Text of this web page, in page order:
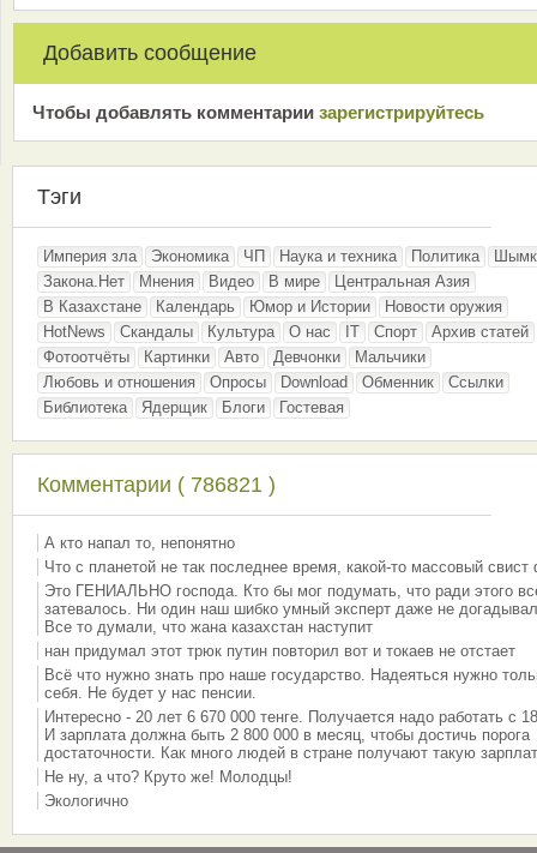
Добавить сообщение
Чтобы добавлять комментарии зарeгиcтрирyйтeсь
Тэги
Империя зла Экономика ЧП Наука и техника Политика
Закона.Нет
Мнения Видео В мире
Центральная Азия
В Казахстане
Календарь Юмор и Истории
Новости оружия
HotNews
Скандалы Культура О нас IT Спорт
Архив статей
Фотоотчёты
Картинки Авто Девчонки
Мальчики
Любовь и отношения
Опросы Download Обменник
Ссылки
Библиотека
Ядерщик Блоги Гостевая
Комментарии ( 786821 )
А кто напал то, непонятно
Что с планетой не так последнее время, какой-то массовый свист
Это ГЕНИАЛЬНО господа. Кто бы мог подумать, что ради этого
затевалось. Ни один наш шибко умный эксперт даже не
Все то думали, что жана казахстан наступит
нан придумал этот трюк путин повторил вот и токаев не отстает
Всё что нужно знать про наше государство. Надеяться нужно
себя. Не будет у нас пенсии.
Интересно - 20 лет 6 670 000 тенге. Получается надо работать с
И зарплата должна быть 2 800 000 в месяц, чтобы достичь порога
достаточности. Как много людей в стране получают такую
Не ну, а что? Круто же! Молодцы!
Экологично